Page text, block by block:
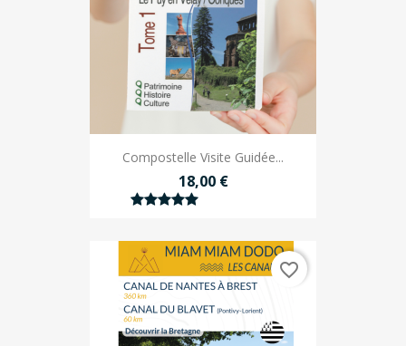
Compostelle Visite Guidée...
18,00 €
favorite_border